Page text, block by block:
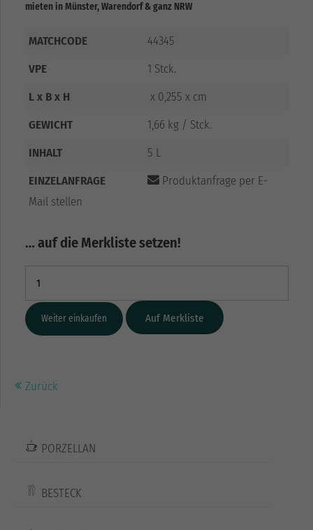
mieten in Münster, Warendorf & ganz NRW
MATCHCODE
44345
VPE
1 Stck.
L x B x H
x 0,255 x cm
GEWICHT
1,66 kg / Stck.
INHALT
5 L
EINZELANFRAGE
Produktanfrage per E-
Mail stellen
… auf die Merkliste setzen!
Weiter einkaufen
Zurück
PORZELLAN
BESTECK